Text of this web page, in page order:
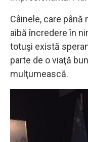
Câinele, care
aibă încredere în
totuşi există
parte de o viaţă
mulţumească.